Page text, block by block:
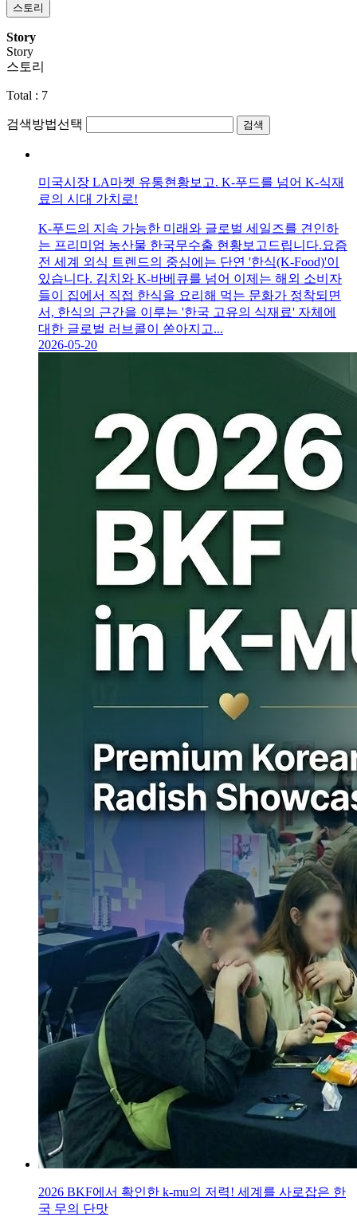
스토리
Story
Story
스토리
Total : 7
검색방법선택
미국시장 LA마켓 유통현황보고. K-푸드를 넘어 K-식재
료의 시대 가치로!
K-푸드의 지속 가능한 미래와 글로벌 세일즈를 견인하
는 프리미엄 농산물 한국무수출 현황보고드립니다.요즘
전 세계 외식 트렌드의 중심에는 단연 '한식(K-Food)'이
있습니다. 김치와 K-바베큐를 넘어 이제는 해외 소비자
들이 집에서 직접 한식을 요리해 먹는 문화가 정착되면
서, 한식의 근간을 이루는 '한국 고유의 식재료' 자체에
대한 글로벌 러브콜이 쏟아지고...
2026-05-20
2026 BKF에서 확인한 k-mu의 저력! 세계를 사로잡은 한
국 무의 단맛